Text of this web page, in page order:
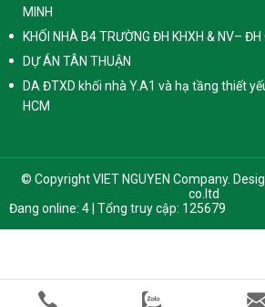
MINH
KHỐI NHÀ B4 TRƯỜNG ĐH KHXH & NV– ĐH
DỰ ÁN TÂN THUẬN
DA ĐTXD khối nhà Y.A1 và hạ tầng thiết
HCM
© Copyright VIET NGUYEN Company.
co.ltd
Đang online: 4 | Tổng truy cập: 125679